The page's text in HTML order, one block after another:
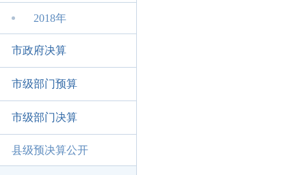
2018年
市政府决算
市级部门预算
市级部门决算
县级预决算公开